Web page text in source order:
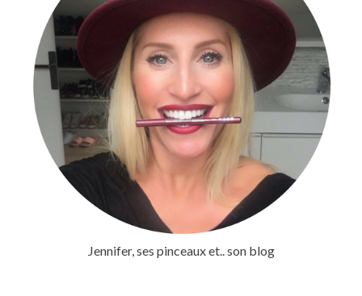
Jennifer, ses pinceaux et.. son blog